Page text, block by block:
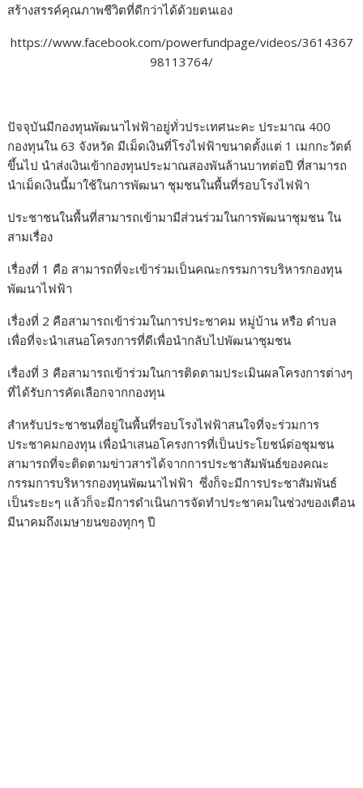
สร้างสรรค์คุณภาพชีวิตที่ดีกว่าได้ด้วยตนเอง
https://www.facebook.com/powerfundpage/videos/3614367
98113764/
ปัจจุบันมีกองทุนพัฒนาไฟฟ้าอยู่ทั่วประเทศนะคะ ประมาณ 400
กองทุนใน 63 จังหวัด มีเม็ดเงินที่โรงไฟฟ้าขนาดตั้งแต่ 1 เมกกะวัตต์
ขึ้นไป นำส่งเงินเข้ากองทุนประมาณสองพันล้านบาทต่อปี ที่สามารถ
นำเม็ดเงินนี้มาใช้ในการพัฒนา ชุมชนในพื้นที่รอบโรงไฟฟ้า
ประชาชนในพื้นที่สามารถเข้ามามีส่วนร่วมในการพัฒนาชุมชน ใน
สามเรื่อง
เรื่องที่ 1 คือ สามารถที่จะเข้าร่วมเป็นคณะกรรมการบริหารกองทุน
พัฒนาไฟฟ้า
เรื่องที่ 2 คือสามารถเข้าร่วมในการประชาคม หมู่บ้าน หรือ ตำบล
เพื่อที่จะนำเสนอโครงการที่ดีเพื่อนำกลับไปพัฒนาชุมชน
เรื่องที่ 3 คือสามารถเข้าร่วมในการติดตามประเมินผลโครงการต่างๆ
ที่ได้รับการคัดเลือกจากกองทุน
สำหรับประชาชนที่อยู่ในพื้นที่รอบโรงไฟฟ้าสนใจที่จะร่วมการ
ประชาคมกองทุน เพื่อนำเสนอโครงการที่เป็นประโยชน์ต่อชุมชน
สามารถที่จะติดตามข่าวสารได้จากการประชาสัมพันธ์ของคณะ
กรรมการบริหารกองทุนพัฒนาไฟฟ้า ซึ่งก็จะมีการประชาสัมพันธ์
เป็นระยะๆ แล้วก็จะมีการดำเนินการจัดทำประชาคมในช่วงของเดือน
มีนาคมถึงเมษายนของทุกๆ ปี